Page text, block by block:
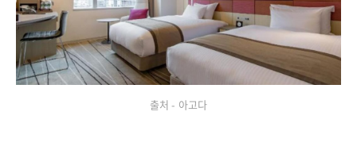
출처 - 아고다